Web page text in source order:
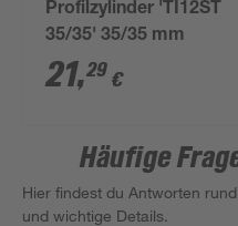
Profilzylinder 'TI12ST
35/35' 35/35 mm
21,29 €
Häufige
Hier findest du Antworten
und wichtige Details.